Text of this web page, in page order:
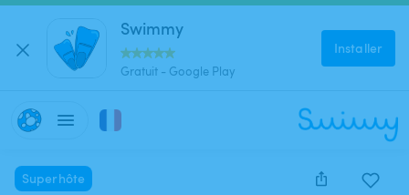
Swimmy
Gratuit - Google Play
Installer
Superhôte